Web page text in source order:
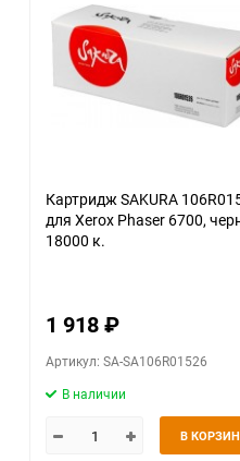
Картридж SAKURA
для Xerox Phaser 6700,
18000 к.
1 918₽
Артикул: SA-SA106R01526
В наличии
В